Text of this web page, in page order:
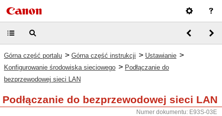
Górna część portalu > Górna część instrukcji > Ustawianie >
Konfigurowanie środowiska sieciowego > Podłączanie do
bezprzewodowej sieci LAN
Podłączanie do bezprzewodowej sieci LAN
Numer dokumentu: E93S-03E